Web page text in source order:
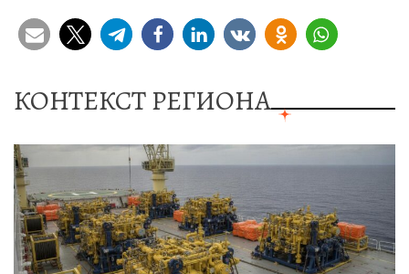
КОНТЕКСТ РЕГИОНА